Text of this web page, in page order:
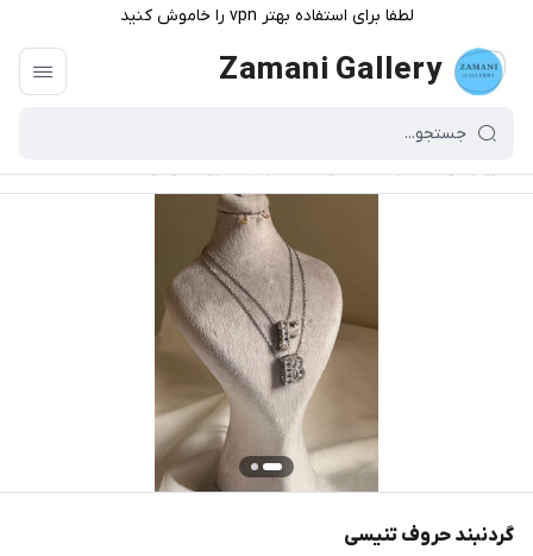
لطفا برای استفاده بهتر vpn را خاموش کنید
Zamani Gallery
گردنبند حروف تنیسی